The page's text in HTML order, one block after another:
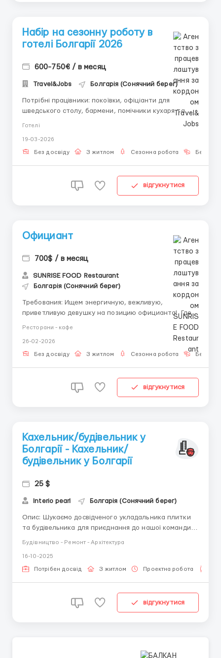
Набір на сезонну роботу в
готелі Болгарії 2026
600-750€ / в месяц
Travel&Jobs Болгарія (Сонячний берег)
Потрібні працівники: покоївки, офіціанти для
шведського столу, бармени, помічники кухаря та
Обзор, Золоті піски, Царево. Умови: заробітна плата
600–750 євро, графік — 8 годин на день, 6 днів на ...
Готелі
19-03-2026
Без досвіду З житлом Сезонна робота Без
відгукнутися
Официант
700$ / в месяц
SUNRISE FOOD Restaurant
Болгарія (Сонячний берег)
Требования: Ищем энергичную, вежливую,
приветливую девушку на позицию официанта! Где
питание ...
Ресторани - кафе
26-02-2026
Без досвіду З житлом Сезонна робота Без
відгукнутися
Кахельник/будівельник у
Болгарії - Кахельник/
будівельник у Болгарії
25 $
Interio pearl Болгарія (Сонячний берег)
Опис: Шукаємо досвідченого укладальника плитки
та будівельника для приєднання до нашої команди
оздоблювальних та будівельних робіт, дотримання
стандартів якості та термінів. Обов'язки: Укладання
Будівництво - Ремонт - Архітектура
16-10-2025
Потрібен досвід З житлом Проектна робота
відгукнутися